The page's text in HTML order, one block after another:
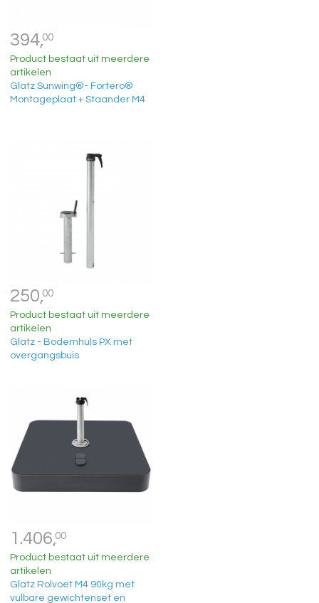
394,00
Product bestaat uit meerdere
artikelen
Glatz Sunwing®- Fortero®
Montageplaat + Staander M4
250,00
Product bestaat uit meerdere
artikelen
Glatz - Bodemhuls PX met
overgangsbuis
1.406,00
Product bestaat uit meerdere
artikelen
Glatz Rolvoet M4 90kg met
vulbare gewichtenset en